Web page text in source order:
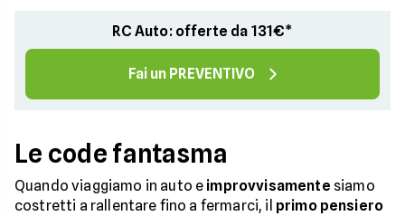
RC Auto: offerte da 131€*
Fai un PREVENTIVO
Le code fantasma
Quando viaggiamo in auto e improvvisamente siamo
costretti a rallentare fino a fermarci, il primo pensiero